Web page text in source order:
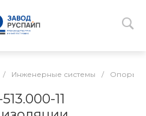
/ Инженерные системы / Опоры
11